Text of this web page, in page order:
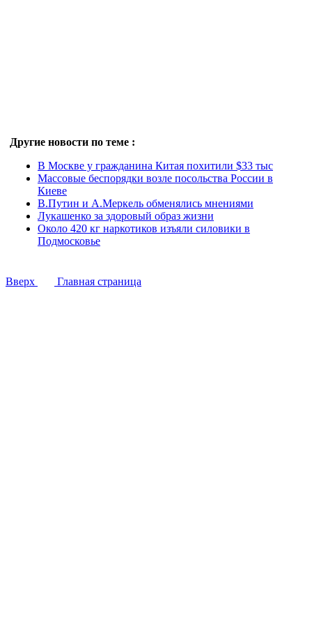
Другие новости по теме :
В Москве у гражданина Китая похитили $33 тыс
Массовые беспорядки возле посольства России в
Киеве
В.Путин и А.Меркель обменялись мнениями
Лукашенко за здоровый образ жизни
Около 420 кг наркотиков изъяли силовики в
Подмосковье
Вверх Главная страница